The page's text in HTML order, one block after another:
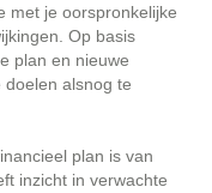
met je oorspronkelijke
Op basis
plan en nieuwe
alsnog te
plan is van
inzicht in verwachte